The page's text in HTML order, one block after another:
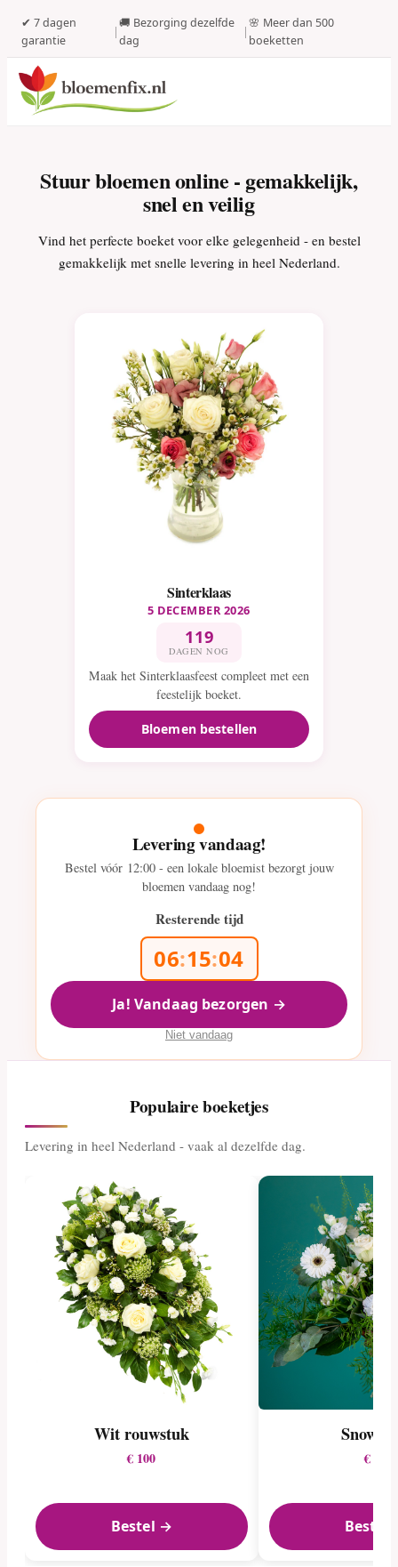
✔ 7 dagen
garantie
|
🚚 Bezorging dezelfde
dag
|
🌸 Meer dan 500
boeketten
Stuur bloemen online - gemakkelijk,
snel en veilig
Vind het perfecte boeket voor elke gelegenheid - en bestel
gemakkelijk met snelle levering in heel Nederland.
Sinterklaas
5 DECEMBER 2026
119
DAGEN NOG
Maak het Sinterklaasfeest compleet met een
feestelijk boeket.
Bloemen bestellen
Levering vandaag!
Bestel vóór 12:00- een lokale bloemist bezorgt jouw
bloemen vandaag nog!
Resterende tijd
06:15:03
Ja! Vandaag bezorgen →
Niet vandaag
Populaire boeketjes
Levering in heel Nederland - vaak al dezelfde dag.
Wit rouwstuk
€ 100
Bestel →
€ 28
Bestel